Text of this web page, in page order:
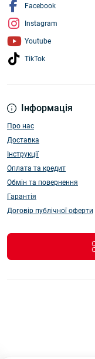
Інформація
Про нас
Доставка
Інструкції
Оплата та кредит
Обмін та повернення
Гарантія
Договір публічної оферти
Facebook
Instagram
Youtube
TikTok